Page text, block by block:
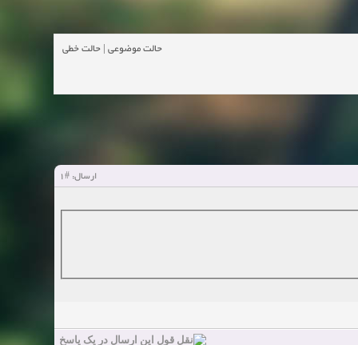
حالت موضوعی| حالت خطی
ارسال:#1